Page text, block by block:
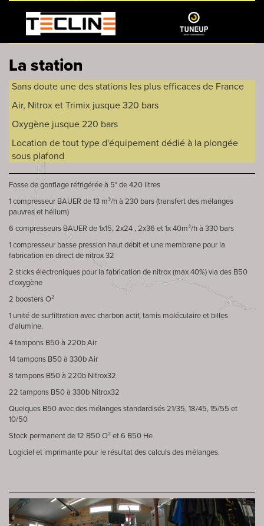
La station
Sans doute une des stations les plus efficaces de France
Air, Nitrox et Trimix jusque 320 bars
Oxygène jusque 220 bars
Location de tout type d'équipement dédié à la plongée
sous plafond
Fosse de gonflage réfrigérée à 5° de 420 litres
1 compresseur BAUER de 13 m³/h à 230 bars (transfert des mélanges
pauvres et hélium)
6 compresseurs BAUER de 1x15, 2x24 , 2x36 et 1x 40m³/h à 330 bars
1 compresseur basse pression haut débit et une membrane pour la
fabrication en direct de nitrox 32
2 sticks électroniques pour la fabrication de nitrox (max 40%) via des B50
d'oxygène
2 boosters O²
1 unité de surfiltration avec charbon actif, tamis moléculaire et billes
d'alumine.
4 tampons B50 à 220b Air
14 tampons B50 à 330b Air
8 tampons B50 à 220b Nitrox32
22 tampons B50 à 330b Nitrox32
Quelques B50 avec des mélanges standardisés 21/35, 18/45, 15/55 et
10/50
Stock permanent de 12 B50 O² et 6 B50 He
Logiciel et imprimante pour le résultat des calculs des mélanges.